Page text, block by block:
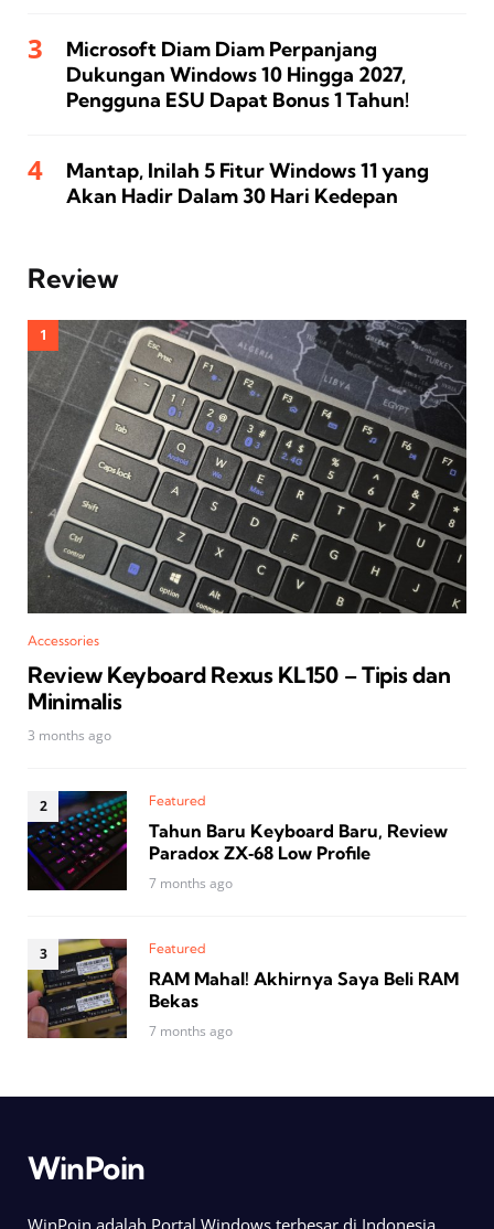
Microsoft Diam Diam Perpanjang
Dukungan Windows 10 Hingga 2027,
Pengguna ESU Dapat Bonus 1 Tahun!
Mantap, Inilah 5 Fitur Windows 11 yang
Akan Hadir Dalam 30 Hari Kedepan
Review
Accessories
Review Keyboard Rexus KL150 – Tipis dan
Minimalis
3 months ago
Featured
Tahun Baru Keyboard Baru, Review
Paradox ZX‑68 Low Profile
7 months ago
Featured
RAM Mahal! Akhirnya Saya Beli RAM
Bekas
7 months ago
WinPoin
WinPoin adalah Portal Windows terbesar di Indonesia.